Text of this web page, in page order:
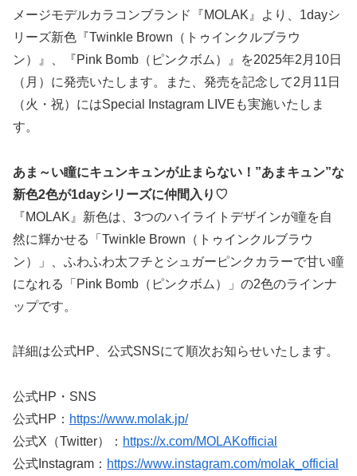
メージモデルカラコンブランド『MOLAK』より、1dayシ
リーズ新色『Twinkle Brown（トゥインクルブラウ
ン）』、『Pink Bomb（ピンクボム）』を2025年2月10日
（月）に発売いたします。また、発売を記念して2月11日
（火・祝）にはSpecial Instagram LIVEも実施いたしま
す。
あま～い瞳にキュンキュンが止まらない！”あまキュン”な
新色2色が1dayシリーズに仲間入り♡
『MOLAK』新色は、3つのハイライトデザインが瞳を自
然に輝かせる「Twinkle Brown（トゥインクルブラウ
ン）」、ふわふわ太フチとシュガーピンクカラーで甘い瞳
になれる「Pink Bomb（ピンクボム）」の2色のラインナ
ップです。
詳細は公式HP、公式SNSにて順次お知らせいたします。
公式HP・SNS
公式HP： https://www.molak.jp/
公式X（Twitter）： https://x.com/MOLAKofficial
公式Instagram： https://www.instagram.com/molak_official